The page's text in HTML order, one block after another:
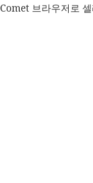
Comet 브라우저로